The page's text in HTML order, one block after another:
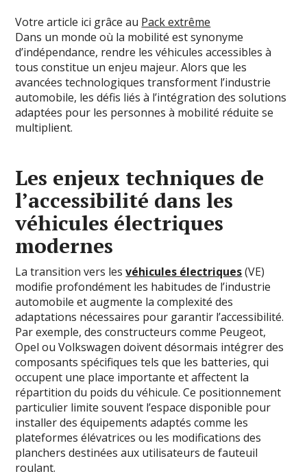
Votre article ici grâce au Pack extrême
Dans un monde où la mobilité est synonyme
d’indépendance, rendre les véhicules accessibles à
tous constitue un enjeu majeur. Alors que les
avancées technologiques transforment l’industrie
automobile, les défis liés à l’intégration des solutions
adaptées pour les personnes à mobilité réduite se
multiplient.
Les enjeux techniques de
l’accessibilité dans les
véhicules électriques
modernes
La transition vers lesvéhicules électriques(VE)
modifie profondément les habitudes de l’industrie
automobile et augmente la complexité des
adaptations nécessaires pour garantir l’accessibilité.
Par exemple, des constructeurs comme Peugeot,
Opel ou Volkswagen doivent désormais intégrer des
composants spécifiques tels que les batteries, qui
occupent une place importante et affectent la
répartition du poids du véhicule. Ce positionnement
particulier limite souvent l’espace disponible pour
installer des équipements adaptés comme les
plateformes élévatrices ou les modifications des
planchers destinées aux utilisateurs de fauteuil
roulant.